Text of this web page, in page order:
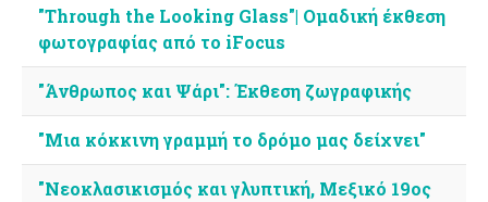
"Through the Looking Glass"| Ομαδική έκθεση
φωτογραφίας από το iFocus
"Άνθρωπος και Ψάρι": Έκθεση ζωγραφικής
"Μια κόκκινη γραμμή το δρόμο μας δείχνει"
"Νεοκλασικισμός και γλυπτική, Μεξικό 19ος